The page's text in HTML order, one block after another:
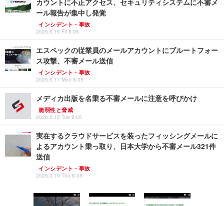
ール報告が集中し発覚
インシデント・事故
2026.5.15 Fri 8:05
エスペックの従業員のメールアカウントにブルートフォー
ス攻撃、不審メール送信
インシデント・事故
2026.5.11 Mon 8:05
メディカ出版を名乗る不審メールに注意を呼びかけ
脆弱性と脅威
2026.5.12 Tue 8:05
実在するクラウドサービスを装ったフィッシングメールに
よるアカウント乗っ取り、日本大学から不審メール321件
送信
インシデント・事故
2026.3.19 Thu 8:05